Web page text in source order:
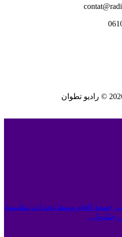
جمعه العام وسط تحديات تنظيمية
جمّدوا…